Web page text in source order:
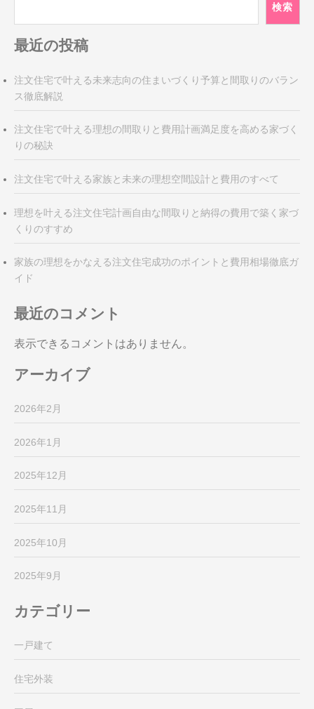
ョ
ン
検索
最近の投稿
注文住宅で叶える未来志向の住まいづくり予算と間取りのバラン
ス徹底解説
注文住宅で叶える理想の間取りと費用計画満足度を高める家づく
りの秘訣
注文住宅で叶える家族と未来の理想空間設計と費用のすべて
理想を叶える注文住宅計画自由な間取りと納得の費用で築く家づ
くりのすすめ
家族の理想をかなえる注文住宅成功のポイントと費用相場徹底ガ
イド
最近のコメント
表示できるコメントはありません。
アーカイブ
2026年2月
2026年1月
2025年12月
2025年11月
2025年10月
2025年9月
カテゴリー
一戸建て
住宅外装